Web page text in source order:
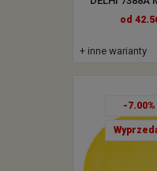
od
+ inne warianty
-7.00%